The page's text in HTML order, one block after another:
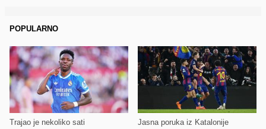
POPULARNO
Trajao je nekoliko sati Jasna poruka iz Katalonije